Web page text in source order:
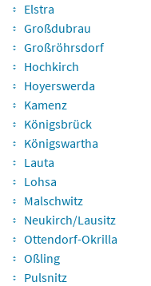
Elstra
Großdubrau
Großröhrsdorf
Hochkirch
Hoyerswerda
Kamenz
Königsbrück
Königswartha
Lauta
Lohsa
Malschwitz
Neukirch/Lausitz
Ottendorf-Okrilla
Oßling
Pulsnitz